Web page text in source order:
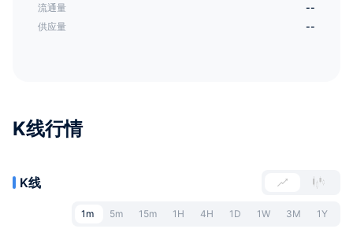
流通量
--
供应量
--
K线行情
K线
1m 5m 15m 1H 4H 1D 1W 3M 1Y